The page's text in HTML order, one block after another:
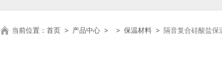
当前位置： 首页 > 产品中心 > > 保温材料 > 隔音复合硅酸盐保